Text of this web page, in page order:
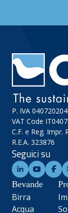
P. IVA
VAT Code
C.F. e Reg. Impr.
R.E.A. 323876
Seguici su
Bevande
Birra
Acqua